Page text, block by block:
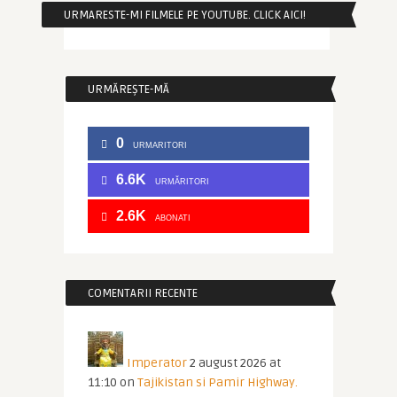
URMARESTE-MI FILMELE PE YOUTUBE. CLICK AICI!
URMĂREȘTE-MĂ
0 URMARITORI
6.6K URMĂRITORI
2.6K ABONATI
COMENTARII RECENTE
Imperator2 august 2026 at
11:10 on Tajikistan si Pamir Highway.